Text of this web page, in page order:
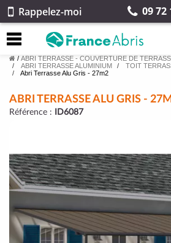
Rappelez-moi 09 72
/ ABRI TERRASSE - COUVERTURE DE
ABRI TERRASSE ALUMINIUM
TOIT
Abri Terrasse Alu Gris - 27m2
ABRI TERRASSE ALU GRIS -
Référence : ID6087